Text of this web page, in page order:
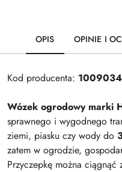
OPIS OPINIE I
Kod producenta:
Wózek ogrodowy marki
sprawnego i wygodnego
ziemi, piasku czy wody do
zatem w ogrodzie,
Przyczepkę można